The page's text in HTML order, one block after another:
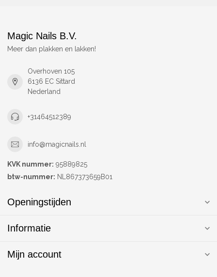
Magic Nails B.V.
Meer dan plakken en lakken!
Overhoven 105
6136 EC Sittard
Nederland
+31464512389
info@magicnails.nl
KVK nummer: 95889825
btw-nummer: NL867373659B01
Openingstijden
Informatie
Mijn account